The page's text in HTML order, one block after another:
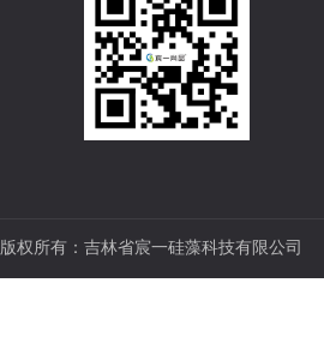
版权所有：吉林省宸一硅藻科技有限公司